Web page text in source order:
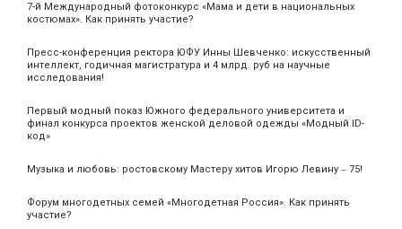
7-й Международный фотоконкурс «Мама и дети в национальных
костюмах». Как принять участие?
Пресс-конференция ректора ЮФУ Инны Шевченко: искусственный
интеллект, годичная магистратура и 4 млрд. руб на научные
исследования!
Первый модный показ Южного федерального университета и
финал конкурса проектов женской деловой одежды «Модный ID-
код»
Музыка и любовь: ростовскому Мастеру хитов Игорю Левину ‒ 75!
Форум многодетных семей «Многодетная Россия». Как принять
участие?